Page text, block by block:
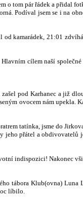
o tom pár řádek a přidal
Podíval jsem se i na
kamarádek, 21:01
cílem naší společné
pod Karhanec a již
ovocem nám upekla.
tatínka, jsme do
jeho přátel a obdivovatelů
indispozici! Nakonec
tábora Klub(ovna) Luna
líbilo.